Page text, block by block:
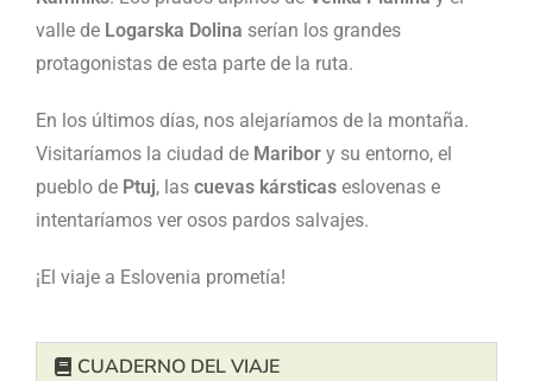
valle de Logarska Dolina serían los grandes
protagonistas de esta parte de la ruta.
En los últimos días, nos alejaríamos de la montaña.
Visitaríamos la ciudad de Maribor y su entorno, el
pueblo de Ptuj, las cuevas kársticas eslovenas e
intentaríamos ver osos pardos salvajes.
¡El viaje a Eslovenia prometía!
CUADERNO DEL VIAJE